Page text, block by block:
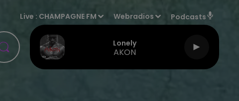
Live : CHAMPAGNE FM Webradios Podcasts
Lonely
AKON